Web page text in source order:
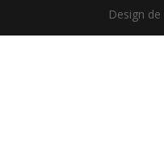
Design de